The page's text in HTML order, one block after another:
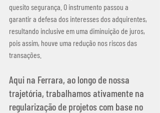
quesito segurança. O instrumento passou a
garantir a defesa dos interesses dos adquirentes,
resultando inclusive em uma diminuição de juros,
pois assim, houve uma redução nos riscos das
transações.
Aqui na Ferrara, ao longo de nossa
trajetória, trabalhamos ativamente na
regularização de projetos com base no